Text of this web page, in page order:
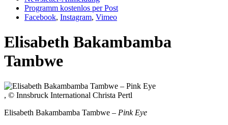
Programm kostenlos per Post
Facebook, Instagram, Vimeo
Elisabeth Bakambamba
Tambwe
, © Innsbruck International Christa Pertl
Elisabeth Bakambamba Tambwe – Pink Eye